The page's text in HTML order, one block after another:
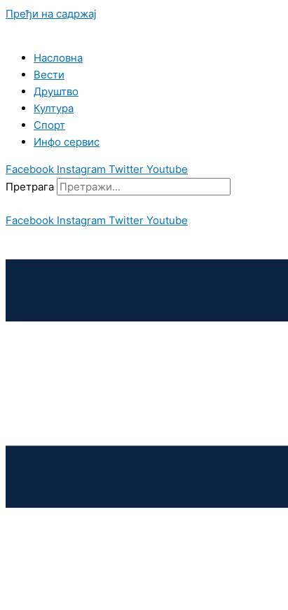
Пређи на садржај
Насловна
Вести
Друштво
Култура
Спорт
Инфо сервис
Facebook Instagram Twitter Youtube
Претрага
Facebook Instagram Twitter Youtube